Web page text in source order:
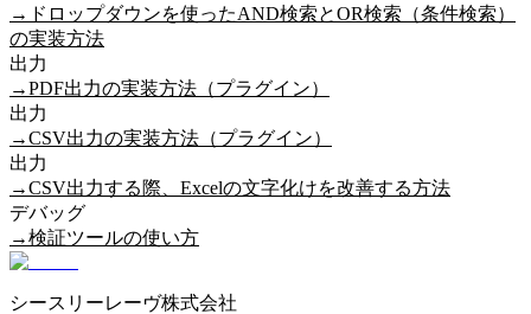
→ ドロップダウンを使ったAND検索とOR検索（条件検索）
の実装方法
出力
→PDF出力の実装方法（プラグイン）
出力
→CSV出力の実装方法（プラグイン）
出力
→CSV出力する際、Excelの文字化けを改善する方法
デバッグ
→検証ツールの使い方
シースリーレーヴ株式会社